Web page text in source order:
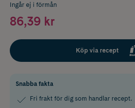
Ingår ej i förmån
86,39 kr
Köp via recept
Snabba fakta
Fri frakt för dig som handlar recept.